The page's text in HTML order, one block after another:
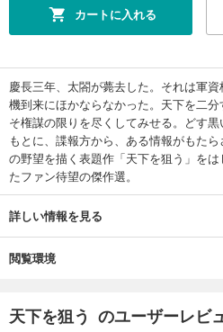
カートに入れる
慶長三年、太閤が薨去した。それは軍
機到来にほかならなかった。天下を二
そ権謀の限りを尽くしてみせる。どす
もとに、諜報方から、ある情報がもた
の野望を描く表題作「天下を狙う」を
たファン待望の傑作選。
詳しい情報を見る
閲覧環境
天下を狙う のユーザーレビ